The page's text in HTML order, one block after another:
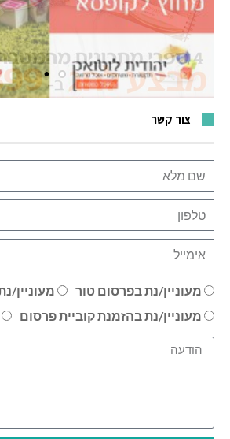
צור קשר
מעוניין/נת בפרסום טור
מעוניין/
מעוניין/נת בהזמנת קוביית פרסום